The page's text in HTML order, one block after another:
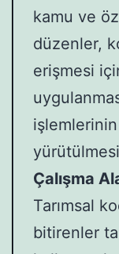
kamu ve
düzenler,
erişmesi
işlemlerinin
Çalışma
Tarımsal
bitirenler